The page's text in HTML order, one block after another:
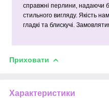
справжні перлини, надаючи
стильного вигляду. Якість
гладкі та блискучі.
Приховати
Характеристики